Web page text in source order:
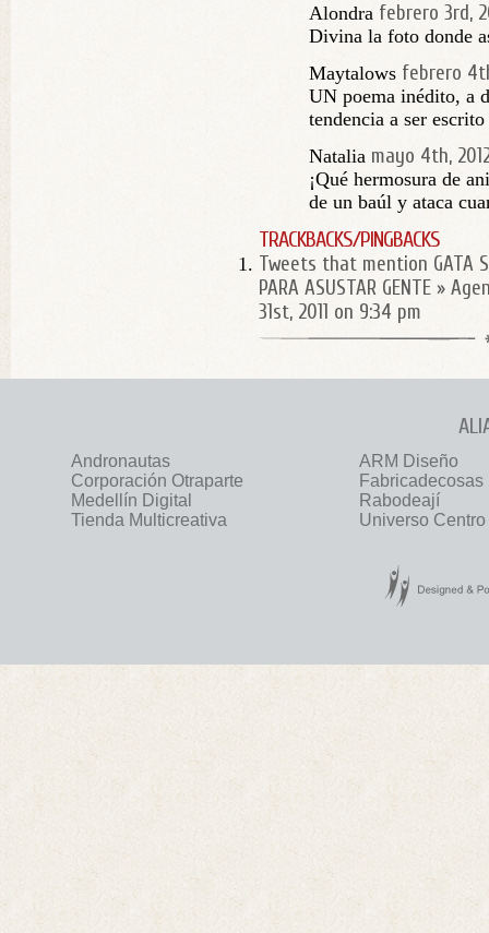
Alondra febrero 3rd,
Divina la foto donde
Maytalows febrero
UN poema inédito, a
tendencia a ser
Natalia mayo 4th,
¡Qué hermosura de
de un baúl y ataca
TRACKBACKS/PINGBACKS
Tweets that mention GATA SE
PARA ASUSTAR GENTE »
31st, 2011 on 9:34 pm
Andronautas
ARM Diseño
Corporación Otraparte
Fabricadecosas
Medellín Digital
Rabodeají
Tienda Multicreativa
Universo Centro